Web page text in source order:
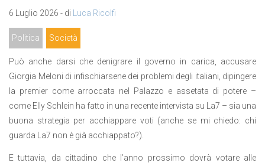
6 Luglio 2026 - di Luca Ricolfi
Politica Società
Può anche darsi che denigrare il governo in carica, accusare
Giorgia Meloni di infischiarsene dei problemi degli italiani, dipingere
la premier come arroccata nel Palazzo e assetata di potere –
come Elly Schlein ha fatto in una recente intervista su La7 – sia una
buona strategia per acchiappare voti (anche se mi chiedo: chi
guarda La7 non è già acchiappato?).
E tuttavia, da cittadino che l’anno prossimo dovrà votare alle